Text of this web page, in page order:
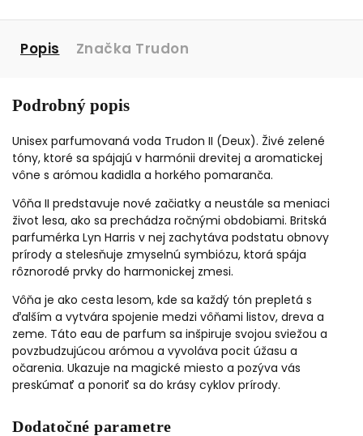
Popis Značka Trudon
Podrobný popis
Unisex parfumovaná voda Trudon II (Deux). Živé zelené
tóny, ktoré sa spájajú v harmónii drevitej a aromatickej
vône s arómou kadidla a horkého pomaranča.
Vôňa II predstavuje nové začiatky a neustále sa meniaci
život lesa, ako sa prechádza ročnými obdobiami. Britská
parfumérka Lyn Harris v nej zachytáva podstatu obnovy
prírody a stelesňuje zmyselnú symbiózu, ktorá spája
rôznorodé prvky do harmonickej zmesi.
Vôňa je ako cesta lesom, kde sa každý tón prepletá s
ďalším a vytvára spojenie medzi vôňami listov, dreva a
zeme. Táto eau de parfum sa inšpiruje svojou sviežou a
povzbudzujúcou arómou a vyvoláva pocit úžasu a
očarenia. Ukazuje na magické miesto a pozýva vás
preskúmať a ponoriť sa do krásy cyklov prírody.
Dodatočné parametre